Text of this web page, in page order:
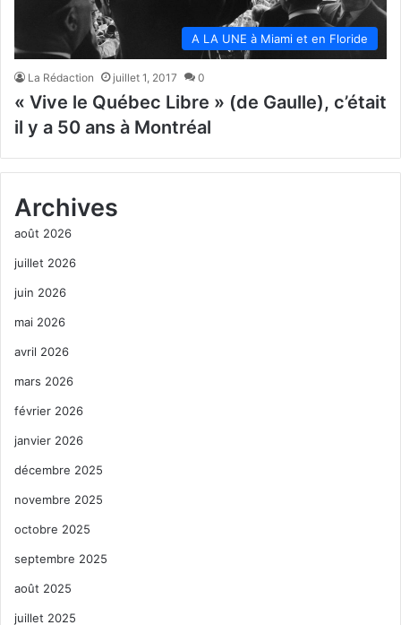
A LA UNE à Miami et en Floride
La Rédaction juillet 1, 2017 0
« Vive le Québec Libre » (de Gaulle), c’était
il y a 50 ans à Montréal
Archives
août 2026
juillet 2026
juin 2026
mai 2026
avril 2026
mars 2026
février 2026
janvier 2026
décembre 2025
novembre 2025
octobre 2025
septembre 2025
août 2025
juillet 2025